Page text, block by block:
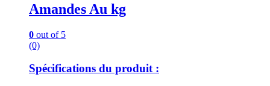
Amandes Au kg
0 out of 5
(0)
Spécifications du produit :